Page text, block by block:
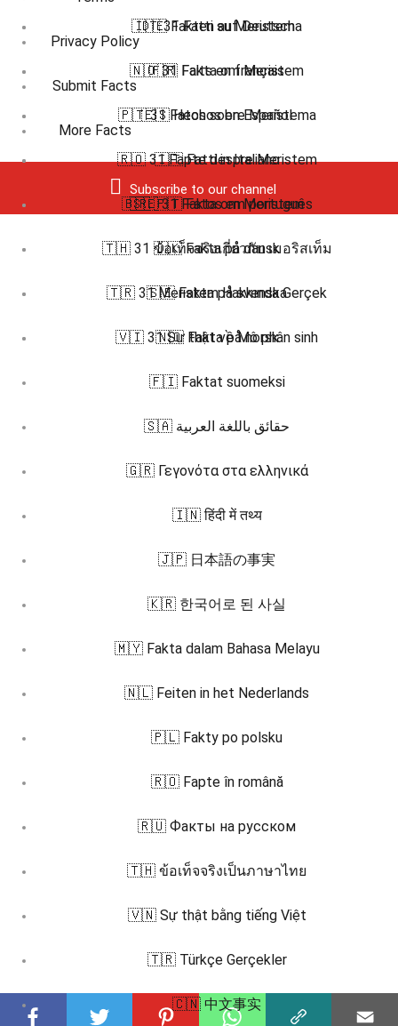
Privacy Policy
Submit Facts
More Facts
Subscribe to our channel
🇮🇹 31 Fatti su Meristema
🇳🇴 31 Fakta om Meristem
🇵🇹 31 Fatos sobre Meristema
🇷🇴 31 Fapte despre Meristem
🇸🇪 31 Fakta om Meristem
🇹🇭 31 ข้อเท็จจริงเกี่ยวกับ เมอริสเท็ม
🇹🇷 31 Meristem Hakkında Gerçek
🇻🇮 31 Sự thật về Mô phân sinh
🇩🇪 Fakten auf Deutsch
🇫🇷 Faits en français
🇪🇸 Hechos en Español
🇮🇹 Fatti in Italiano
🇧🇷 🇵🇹 Fatos em português
🇩🇰 Fakta på dansk
🇸🇪 Fakta på svenska
🇳🇴 Fakta på norsk
🇫🇮 Faktat suomeksi
🇸🇦 حقائق باللغة العربية
🇬🇷 Γεγονότα στα ελληνικά
🇮🇳 हिंदी में तथ्य
🇯🇵 日本語の事実
🇰🇷 한국어로 된 사실
🇲🇾 Fakta dalam Bahasa Melayu
🇳🇱 Feiten in het Nederlands
🇵🇱 Fakty po polsku
🇷🇴 Fapte în română
🇷🇺 Факты на русском
🇹🇭 ข้อเท็จจริงเป็นภาษาไทย
🇻🇳 Sự thật bằng tiếng Việt
🇹🇷 Türkçe Gerçekler
🇨🇳 中文事实